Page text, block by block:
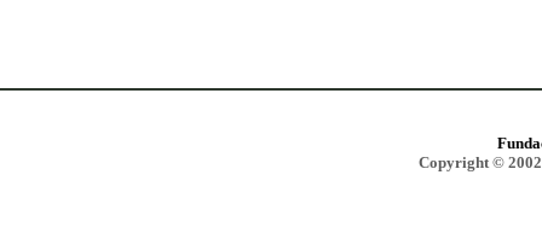
Copyright ©